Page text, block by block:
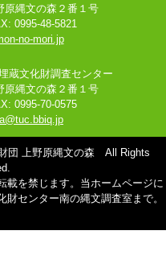
原縄文の森２番１号
0995-48-5821
no-mori.jp
蔵文化財調査センター
原縄文の森２番１号
0995-70-0575
団 上野原縄文の森 All Rights
載を禁じます。当ホームページに
センター南の縄文調査室まで。